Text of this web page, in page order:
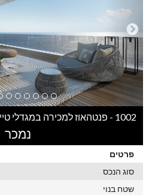
1002 - פנטהאוז למכירה במגדלי טיילת דוד מול הים בתל אביב
נמכר
פרטים
סוג הנכס
שטח בנוי